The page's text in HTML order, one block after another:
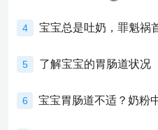
4 宝宝总是吐奶，罪魁祸
5 了解宝宝的胃肠道状况
6